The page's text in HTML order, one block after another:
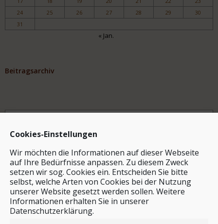
Cookies-Einstellungen
Wir möchten die Informationen auf dieser Webseite
auf Ihre Bedürfnisse anpassen. Zu diesem Zweck
setzen wir sog. Cookies ein. Entscheiden Sie bitte
selbst, welche Arten von Cookies bei der Nutzung
unserer Website gesetzt werden sollen. Weitere
Informationen erhalten Sie in unserer
Datenschutzerklärung.
24
25 26 27 28 29
30
31
« Jan.
Beitragsarchiv
Archiv
Stichwortsuche